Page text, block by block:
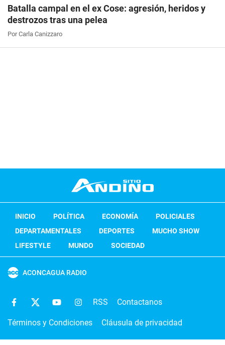
Batalla campal en el ex Cose: agresión, heridos y
destrozos tras una pelea
Por Carla Canizzaro
INICIO POLÍTICA ECONOMÍA
POLICIALES
DEPARTAMENTALES
DEPORTES
MUCHO SHOW
LIFESTYLE
MUNDO SOCIEDAD
ACONCAGUA RADIO
RSS Contactanos
Términos y Condiciones Cláusula de privacidad